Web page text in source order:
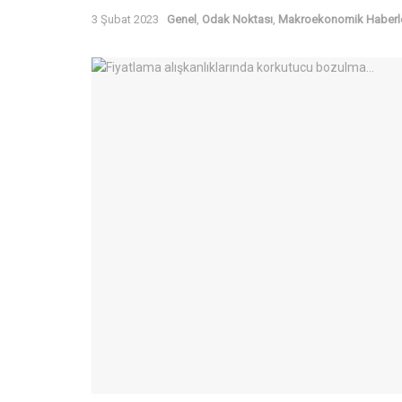
3 Şubat 2023 Genel Odak Noktası Makroekonomik